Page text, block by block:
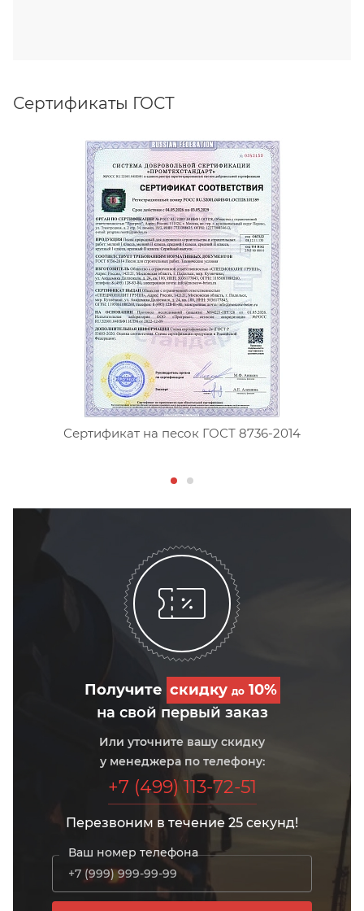
Сертификаты ГОСТ
Сертификат на песок ГОСТ 8736-2014
Получите скидку до10%
на свой первый заказ
Или уточните вашу скидку
у менеджера по телефону:
+7 (499) 113-72-51
Перезвоним в течение 25 секунд!
Ваш номер телефона